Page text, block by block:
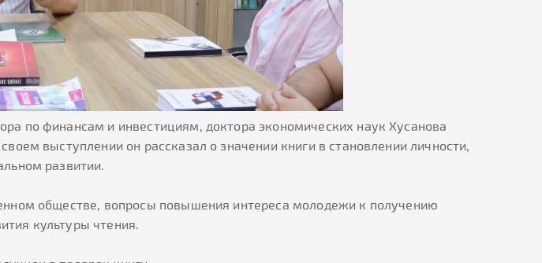
по финансам и инвестициям, доктора экономических наук Хусанова
выступлении он рассказал о значении книги в становлении личности,
развитии.
обществе, вопросы повышения интереса молодежи к получению
культуры чтения.